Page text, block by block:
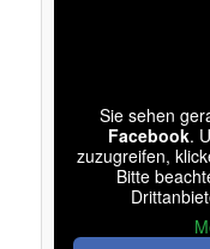
Sie sehen
Facebook.
zuzugreifen,
Bitte